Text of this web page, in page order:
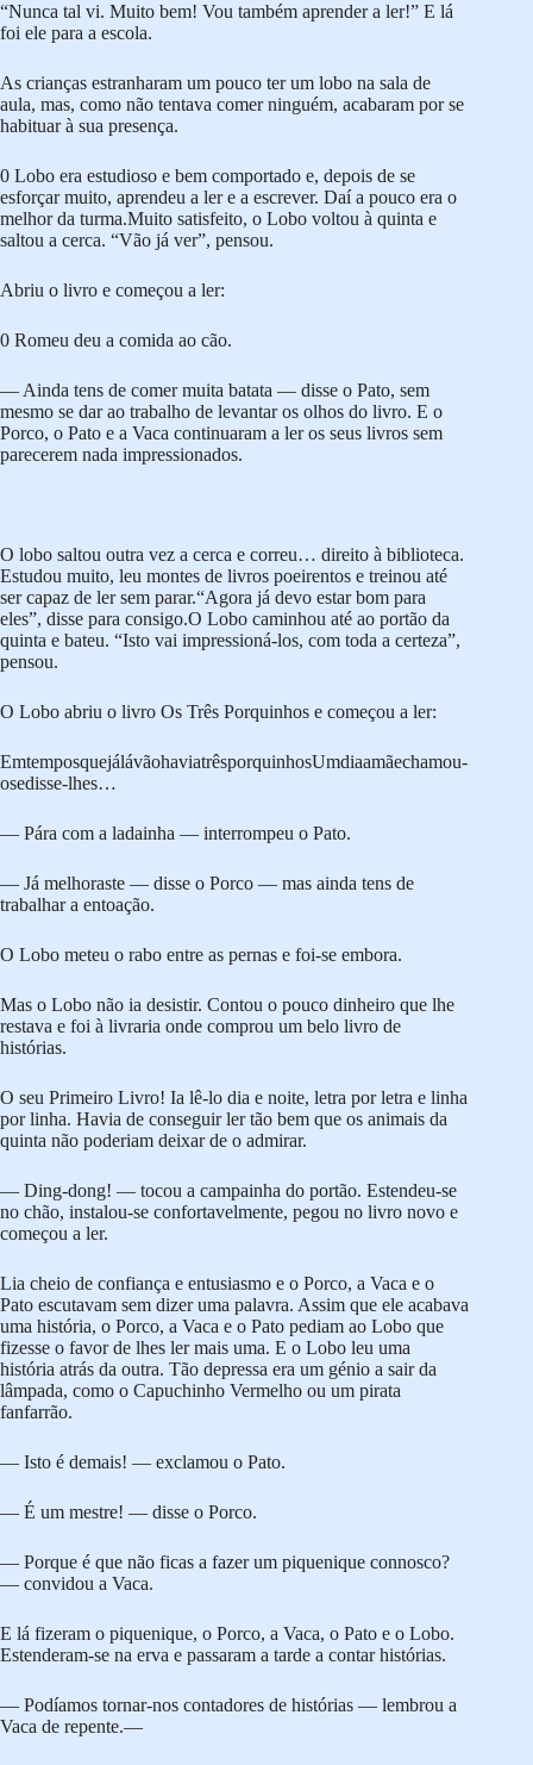
“Nunca tal vi. Muito bem! Vou também aprender a ler!” E lá
foi ele para a escola.
As crianças estranharam um pouco ter um lobo na sala de
aula, mas, como não tentava comer ninguém, acabaram por se
habituar à sua presença.
0 Lobo era estudioso e bem comportado e, depois de se
esforçar muito, aprendeu a ler e a escrever. Daí a pouco era o
melhor da turma.Muito satisfeito, o Lobo voltou à quinta e
saltou a cerca. “Vão já ver”, pensou.
Abriu o livro e começou a ler:
0 Romeu deu a comida ao cão.
— Ainda tens de comer muita batata — disse o Pato, sem
mesmo se dar ao trabalho de levantar os olhos do livro. E o
Porco, o Pato e a Vaca continuaram a ler os seus livros sem
parecerem nada impressionados.
O lobo saltou outra vez a cerca e correu… direito à biblioteca.
Estudou muito, leu montes de livros poeirentos e treinou até
ser capaz de ler sem parar.“Agora já devo estar bom para
eles”, disse para consigo.O Lobo caminhou até ao portão da
quinta e bateu. “Isto vai impressioná-los, com toda a certeza”,
pensou.
O Lobo abriu o livro Os Três Porquinhos e começou a ler:
EmtemposquejálávãohaviatrêsporquinhosUmdiaamãechamou-
osedisse-lhes…
— Pára com a ladainha — interrompeu o Pato.
— Já melhoraste — disse o Porco — mas ainda tens de
trabalhar a entoação.
O Lobo meteu o rabo entre as pernas e foi-se embora.
Mas o Lobo não ia desistir. Contou o pouco dinheiro que lhe
restava e foi à livraria onde comprou um belo livro de
histórias.
O seu Primeiro Livro! Ia lê-lo dia e noite, letra por letra e linha
por linha. Havia de conseguir ler tão bem que os animais da
quinta não poderiam deixar de o admirar.
— Ding-dong! — tocou a campainha do portão. Estendeu-se
no chão, instalou-se confortavelmente, pegou no livro novo e
começou a ler.
Lia cheio de confiança e entusiasmo e o Porco, a Vaca e o
Pato escutavam sem dizer uma palavra. Assim que ele acabava
uma história, o Porco, a Vaca e o Pato pediam ao Lobo que
fizesse o favor de lhes ler mais uma. E o Lobo leu uma
história atrás da outra. Tão depressa era um génio a sair da
lâmpada, como o Capuchinho Vermelho ou um pirata
fanfarrão.
— Isto é demais! — exclamou o Pato.
— É um mestre! — disse o Porco.
— Porque é que não ficas a fazer um piquenique connosco?
— convidou a Vaca.
E lá fizeram o piquenique, o Porco, a Vaca, o Pato e o Lobo.
Estenderam-se na erva e passaram a tarde a contar histórias.
— Podíamos tornar-nos contadores de histórias — lembrou a
Vaca de repente.—